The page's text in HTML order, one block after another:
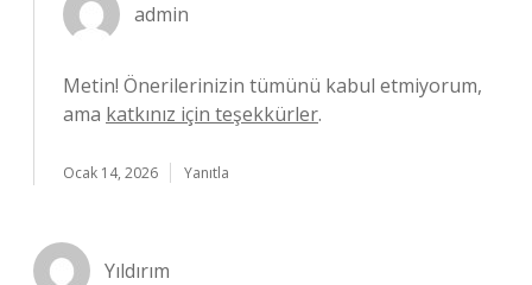
admin
Metin! Önerilerinizin tümünü kabul etmiyorum,
ama katkınız için teşekkürler.
Ocak 14, 2026 Yanıtla
Yıldırım